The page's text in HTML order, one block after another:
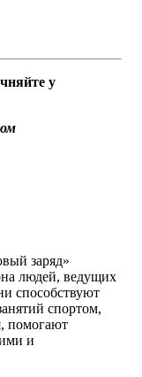
у
заряд»
людей, ведущих
способствуют
спортом,
помогают
и